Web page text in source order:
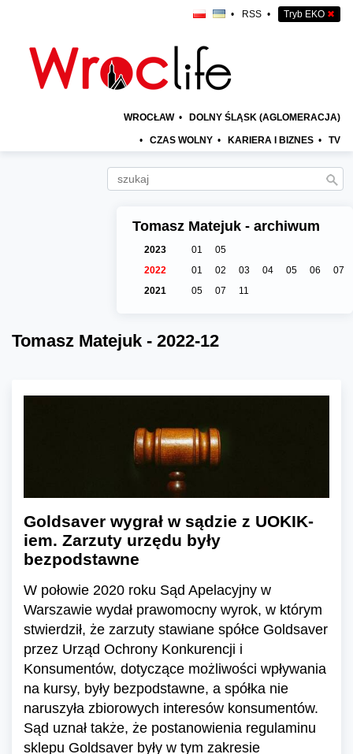
• RSS • Tryb EKO ✖
WROCŁAW • DOLNY ŚLĄSK (AGLOMERACJA)
• CZAS WOLNY • KARIERA I BIZNES • TV
Tomasz Matejuk - archiwum
2023 01
05
2022
01 02 03 04 05 06
07
2021
05 07 11
Tomasz Matejuk - 2022-12
Goldsaver wygrał w sądzie z UOKIK-
iem. Zarzuty urzędu były
bezpodstawne
W połowie 2020 roku Sąd Apelacyjny w
Warszawie wydał prawomocny wyrok, w którym
stwierdził, że zarzuty stawiane spółce Goldsaver
przez Urząd Ochrony Konkurencji i
Konsumentów, dotyczące możliwości wpływania
na kursy, były bezpodstawne, a spółka nie
naruszyła zbiorowych interesów konsumentów.
Sąd uznał także, że postanowienia regulaminu
sklepu Goldsaver były w tym zakresie